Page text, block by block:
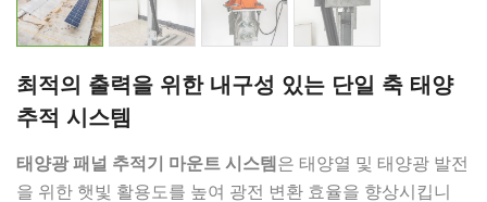
최적의 출력을 위한 내구성 있는 단일 축 태양
추적 시스템
태양광 패널 추적기 마운트 시스템 은 태양열 및 태양광 발전
을 위한 햇빛 활용도를 높여 광전 변환 효율을 향상시킵니